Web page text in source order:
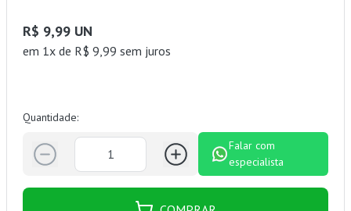
R$ 9,99 UN
em 1x de R$ 9,99 sem juros
Quantidade:
Falar com
especialista